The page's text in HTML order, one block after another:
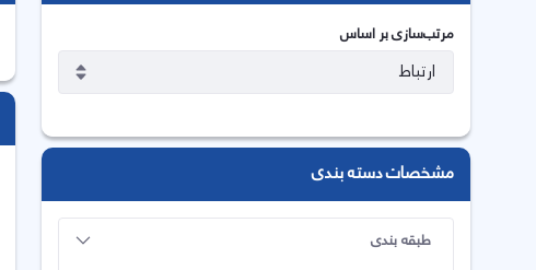
مرتب‌سازی بر اساس
مشخصات دسته بندی
طبقه بندی